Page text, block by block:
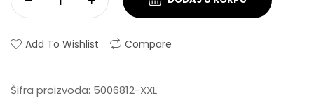
Add To Wishlist Compare
Šifra proizvoda: 5006812-XXL